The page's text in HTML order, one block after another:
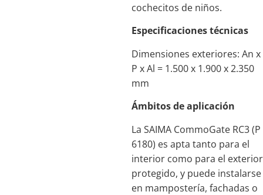
cochecitos de niños.
Especificaciones técnicas
Dimensiones exteriores: An x
P x Al = 1.500 x 1.900 x 2.350
mm
Ámbitos de aplicación
La SAIMA CommoGate RC3 (P
6180) es apta tanto para el
interior como para el exterior
protegido, y puede instalarse
en mampostería, fachadas o